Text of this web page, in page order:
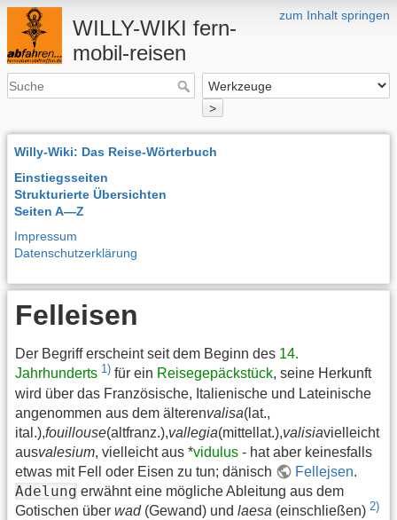
zum Inhalt springen
WILLY-WIKI fern-
mobil-reisen
>
Willy-Wiki: Das Reise-Wörterbuch
Einstiegsseiten
Strukturierte Übersichten
Seiten A—Z
Impressum
Datenschutzerklärung
Felleisen
Der Begriff erscheint seit dem Beginn des 14.
Jahrhunderts 1) für ein Reisegepäckstück, seine Herkunft
wird über das Französische, Italienische und Lateinische
angenommen aus dem älterenvalisa(lat.,
ital.),fouillouse(altfranz.),vallegia(mittellat.),valisiavielleicht
ausvalesium, vielleicht aus *vidulus - hat aber keinesfalls
etwas mit Fell oder Eisen zu tun; dänisch
Fellejsen.
Adelung erwähnt eine mögliche Ableitung aus dem
Gotischen über wad(Gewand) und laesa (einschließen) 2)